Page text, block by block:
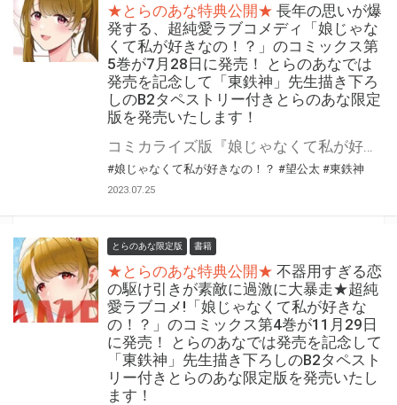
★とらのあな特典公開★ 長年の思いが爆
発する、超純愛ラブコメディ「娘じゃな
くて私が好きなの！？」のコミックス第
5巻が7月28日に発売！ とらのあなでは
発売を記念して「東鉄神」先生描き下ろ
しのB2タペストリー付きとらのあな限定
版を発売いたします！
#娘じゃなくて私が好きなの！？ #望公太 #東鉄神
2023.07.25
とらのあな限定版 書籍
★とらのあな特典公開★ 不器用すぎる恋
の駆け引きが素敵に過激に大暴走★超純
愛ラブコメ!「娘じゃなくて私が好きな
の！？」のコミックス第4巻が11月29日
に発売！ とらのあなでは発売を記念して
「東鉄神」先生描き下ろしのB2タペスト
リー付きとらのあな限定版を発売いたし
ます！